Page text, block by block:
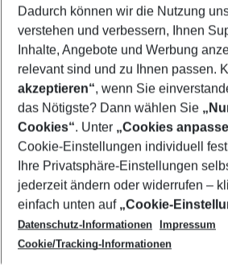
Mehr Filter
Footer
Footer navigation
Über uns
AGB
Cookie-Einstellungen ändern
Cookie-Richtlinie
Datenschutz
Service & Hilfe
Barrierefreies Reisen
Check-in
Folgen Sie uns
Dadurch können wir die Nutzung
verstehen und verbessern, Ihnen
Inhalte, Angebote und Werbung
relevant sind und zu Ihnen passen.
akzeptieren“, wenn Sie
das Nötigste? Dann wählen Sie
Cookies“. Unter „Cookies
Cookie-Einstellungen individuell
Ihre Privatsphäre-Einstellungen
jederzeit ändern oder widerrufen –
einfach unten auf „Cookie-
Datenschutz-Informationen
Impressum
Cookie/Tracking-Informationen